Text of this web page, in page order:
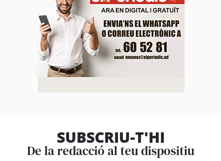
SUBSCRIU-T'HI
De la redacció al teu dispositiu